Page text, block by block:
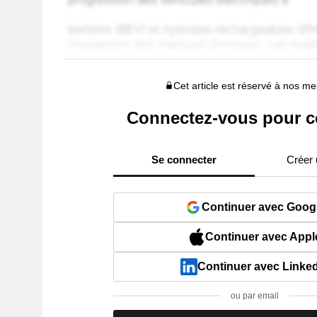
Cet article est réservé à nos
Connectez-vous pour
Se connecter Créer
Continuer avec
Continuer avec
Continuer avec
ou par email